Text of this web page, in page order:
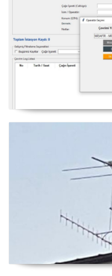
NexQso Telsiz
Yagi